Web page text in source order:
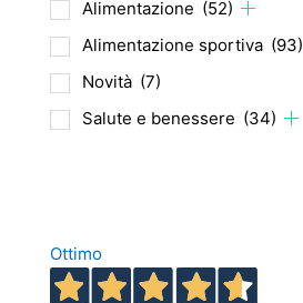
Alimentazione (52)
Alimentazione sportiva (93)
Novità (7)
Salute e benessere (34)
Ottimo